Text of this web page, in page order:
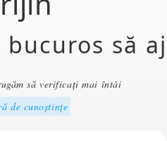
să
să verificați mai întâi
de cunoștințe